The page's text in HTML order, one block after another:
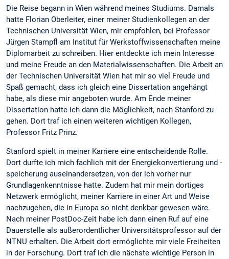
Die Reise begann in Wien während meines Studiums. Damals
hatte Florian Oberleiter, einer meiner Studienkollegen an der
Technischen Universität Wien, mir empfohlen, bei Professor
Jürgen Stampfl am Institut für Werkstoffwissenschaften meine
Diplomarbeit zu schreiben. Hier entdeckte ich mein Interesse
und meine Freude an den Materialwissenschaften. Die Arbeit an
der Technischen Universität Wien hat mir so viel Freude und
Spaß gemacht, dass ich gleich eine Dissertation angehängt
habe, als diese mir angeboten wurde. Am Ende meiner
Dissertation hatte ich dann die Möglichkeit, nach Stanford zu
gehen. Dort traf ich einen weiteren wichtigen Kollegen,
Professor Fritz Prinz.
Stanford spielt in meiner Karriere eine entscheidende Rolle.
Dort durfte ich mich fachlich mit der Energiekonvertierung und -
speicherung auseinandersetzen, von der ich vorher nur
Grundlagenkenntnisse hatte. Zudem hat mir mein dortiges
Netzwerk ermöglicht, meiner Karriere in einer Art und Weise
nachzugehen, die in Europa so nicht denkbar gewesen wäre.
Nach meiner PostDoc-Zeit habe ich dann einen Ruf auf eine
Dauerstelle als außerordentlicher Universitätsprofessor auf der
NTNU erhalten. Die Arbeit dort ermöglichte mir viele Freiheiten
in der Forschung. Dort traf ich die nächste wichtige Person in